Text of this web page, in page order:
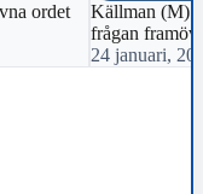
ordet
Källman (M):
frågan
24 januari,